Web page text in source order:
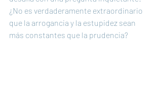
¿No es verdaderamente extraordinario
que la arrogancia y la estupidez sean
más constantes que la prudencia?